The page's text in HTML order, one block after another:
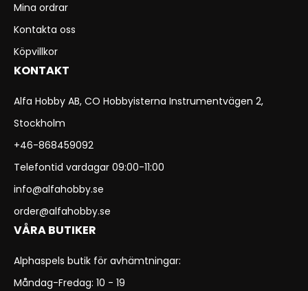
Mina ordrar
Kontakta oss
Köpvillkor
KONTAKT
Alfa Hobby AB, CO Hobbyisterna Instrumentvägen 2,
Stockholm
+46-868459092
Telefontid vardagar 09:00-11:00
info@alfahobby.se
order@alfahobby.se
VÅRA BUTIKER
Alphaspels butik för avhämtningar:
Måndag-Fredag: 10 - 19